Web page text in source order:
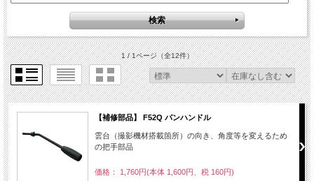
1 / 1ページ（全12件）
【補修部品】 F52Q パンハンドル
雲台（撮影機材搭載箇所）の向き、角度等を変えるため
の把手部品
価格： 1,760円(本体 1,600円、税 160円)